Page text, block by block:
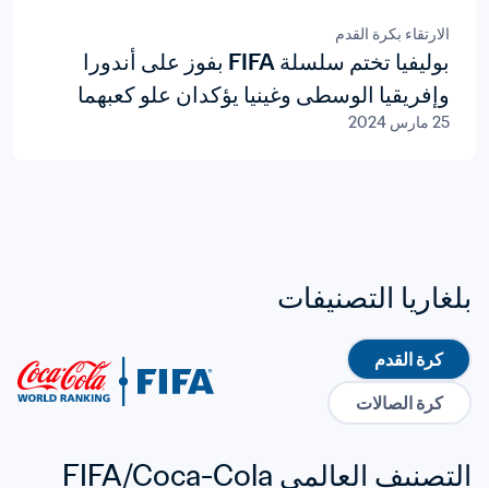
الارتقاء بكرة القدم
بوليفيا تختم سلسلة FIFA بفوز على أندورا
وإفريقيا الوسطى وغينيا يؤكدان علو كعبهما
25 مارس 2024
بلغاريا التصنيفات
كرة القدم
كرة الصالات
التصنيف العالمي FIFA/Coca-Cola